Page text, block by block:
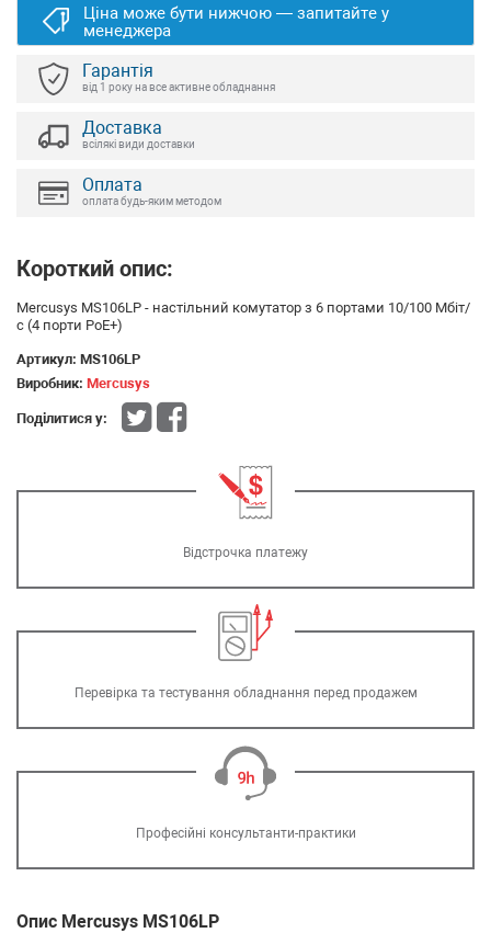
Ціна може бути нижчою — запитайте у
менеджера
Гарантія
від 1 року на все активне обладнання
Доставка
всілякі види доставки
Оплата
оплата будь-яким методом
Короткий опис:
Mercusys MS106LP - настільний комутатор з 6 портами 10/100 Мбіт/
с (4 порти PoE+)
Артикул: MS106LP
Виробник: Mercusys
Поділитися у:
Відстрочка платежу
Перевірка та тестування обладнання перед продажем
Професійні консультанти-практики
Опис Mercusys MS106LP